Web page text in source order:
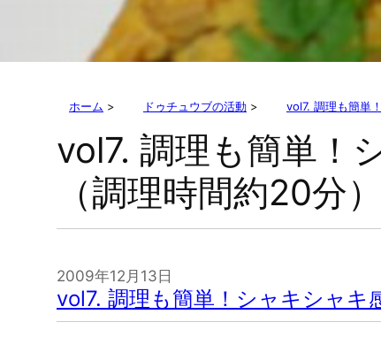
ホーム > ドゥチュウブの活動 > vol7. 調理も簡単
vol7. 調理も簡単！
（調理時間約20分）
2009年12月13日
vol7. 調理も簡単！シャキシャキ